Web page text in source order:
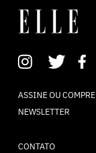
ASSINE OU COMPRE
NEWSLETTER
CONTATO